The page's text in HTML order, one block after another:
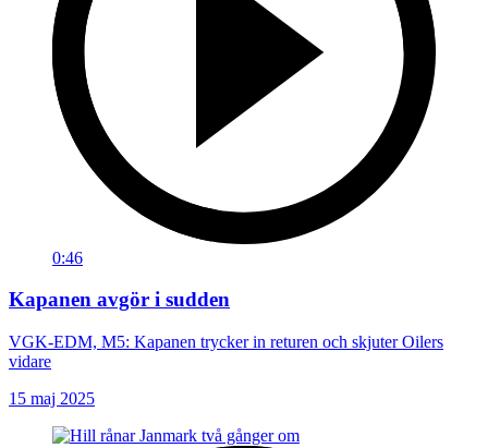
0:46
Kapanen avgör i sudden
VGK-EDM, M5: Kapanen trycker in returen och skjuter Oilers
vidare
15 maj 2025